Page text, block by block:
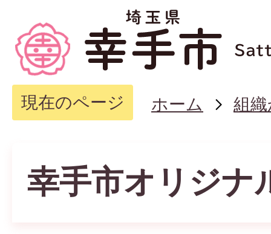
現在のページ ホーム 組
幸手市オリジナ